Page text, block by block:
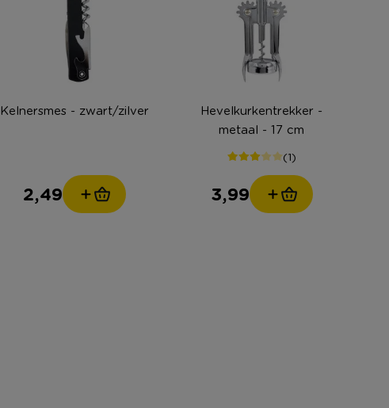
Kelnersmes - zwart/zilver
2,49
Hevelkurkentrekker -
metaal - 17 cm
(1)
3,99